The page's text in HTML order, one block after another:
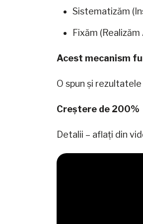
Sistematizăm
Fixăm
Acest mecanism
O spun și
Creștere de 200%
Detalii – aflați din